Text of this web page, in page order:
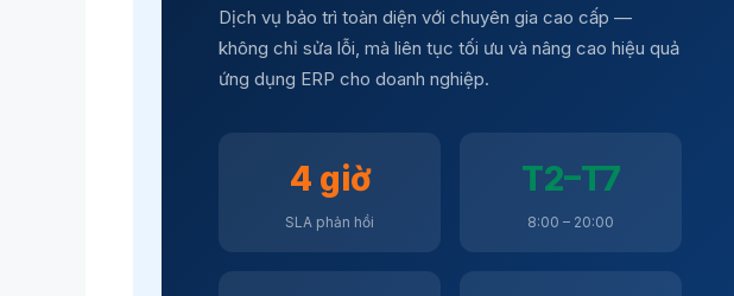
Dịch vụ bảo trì toàn diện với chuyên gia cao cấp —
không chỉ sửa lỗi, mà liên tục tối ưu và nâng cao hiệu quả
ứng dụng ERP cho doanh nghiệp.
4 giờ
SLA phản hồi
T2–T7
8:00 – 20:00